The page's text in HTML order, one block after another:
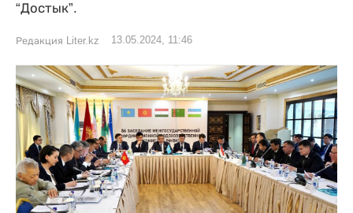
“Достык”.
Редакция Liter.kz 13.05.2024, 11:46